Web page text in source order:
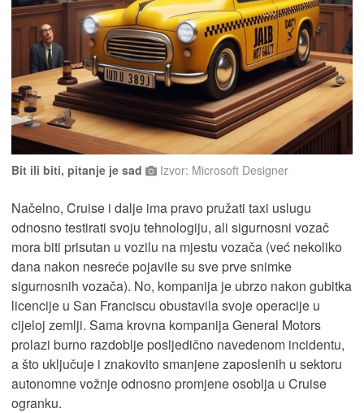
Bit ili biti, pitanje je sad Izvor: Microsoft Designer
Načelno, Cruise i dalje ima pravo pružati taxi uslugu
odnosno testirati svoju tehnologiju, ali sigurnosni vozač
mora biti prisutan u vozilu na mjestu vozača (već nekoliko
dana nakon nesreće pojavile su sve prve snimke
sigurnosnih vozača). No, kompanija je ubrzo nakon gubitka
licencije u San Franciscu obustavila svoje operacije u
cijeloj zemlji. Sama krovna kompanija General Motors
prolazi burno razdoblje posljedično navedenom incidentu,
a što uključuje i znakovito smanjene zaposlenih u sektoru
autonomne vožnje odnosno promjene osoblja u Cruise
ogranku.